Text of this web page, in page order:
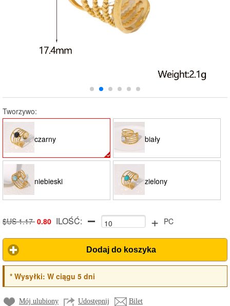
Tworzywo:
czarny biały
niebieski zielony
$US 1.17 0.80 ILOŚĆ: + PC
Dodaj do koszyka
*Wysyłki: W ciągu 5 dni
Mój ulubiony Udostępnij Bilet